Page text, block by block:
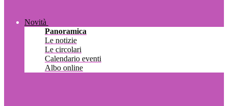
Novità
Panoramica
Le notizie
Le circolari
Calendario eventi
Albo online